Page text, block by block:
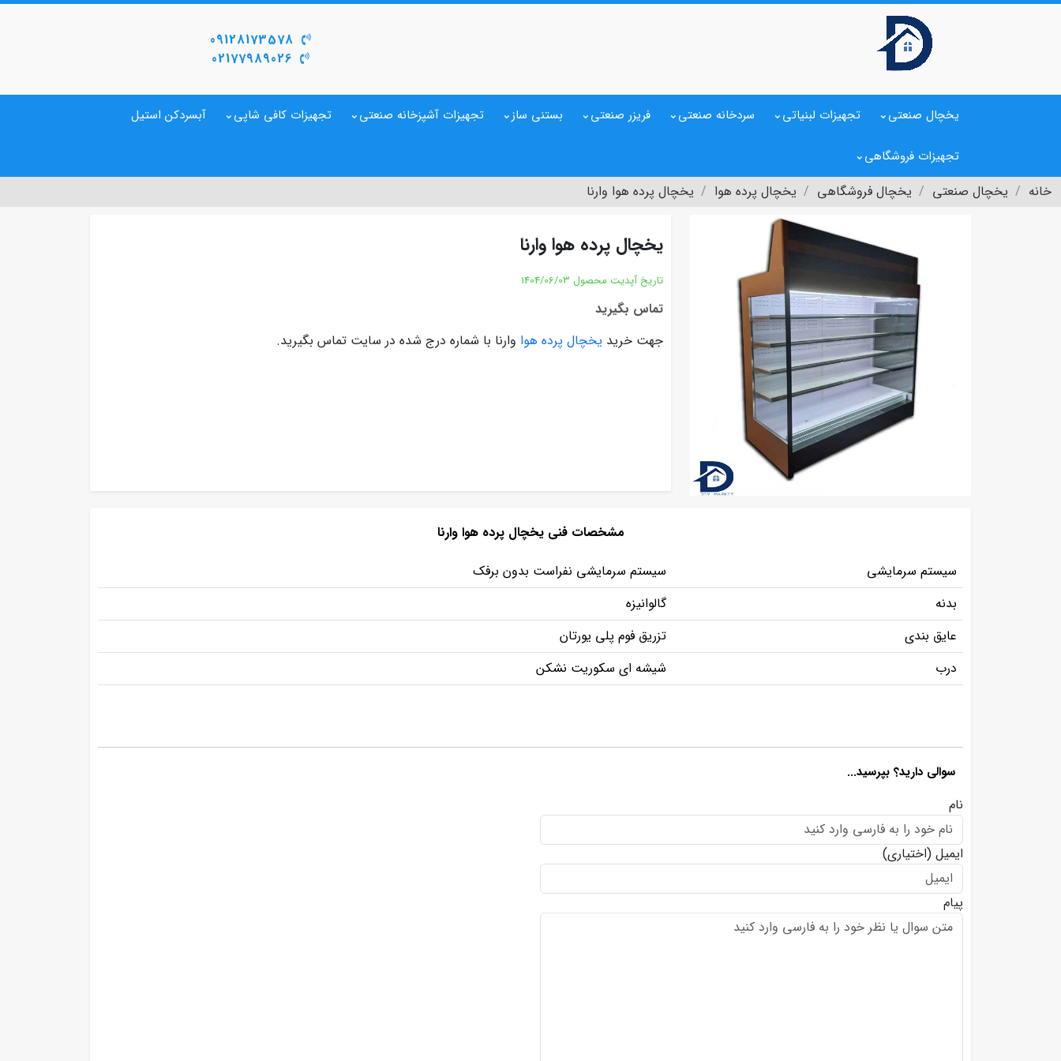
09128173578
02177989026
یخچال صنعتی تجهیزات لبنیاتی سردخانه صنعتی فریزر صنعتی بستنی ساز تجهیزات آشپزخانه صنعتی تجهیزات کافی شاپی آبسردکن استیل
تجهیزات فروشگاهی
خانه یخچال صنعتی یخچال فروشگاهی یخچال پرده هوا یخچال پرده هوا وارنا
یخچال پرده هوا وارنا
تاریخ آپدیت محصول 1404/06/03
تماس بگیرید
جهت خرید یخچال پرده هوا وارنا با شماره درج شده در سایت تماس بگیرید.
مشخصات فنی یخچال پرده هوا وارنا
سیستم سرمایشی
سیستم سرمایشی نفراست بدون برفک
بدنه
گالوانیزه
عایق بندی
تزریق فوم پلی یورتان
درب
شیشه ای سکوریت نشکن
سوالی دارید؟ بپرسید...
نام
ایمیل (اختیاری)
پیام